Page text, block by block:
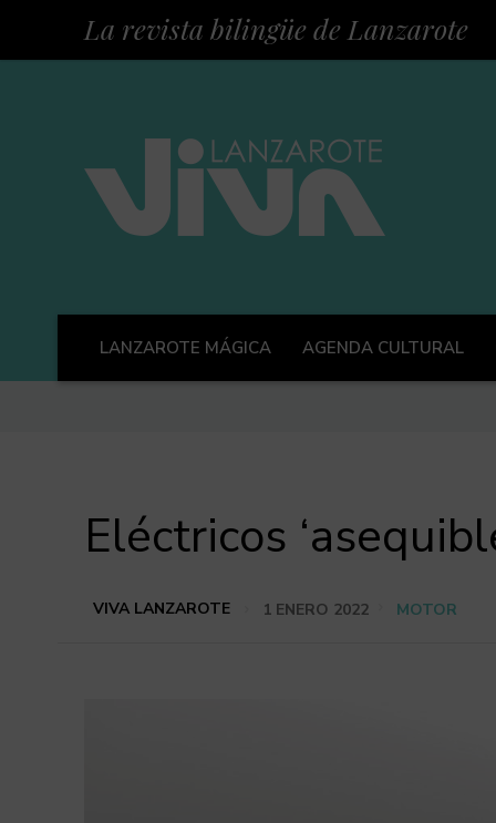
La revista bilingüe de Lanzarote
LANZAROTE MÁGICA AGENDA CULTURAL
Eléctricos
VIVA LANZAROTE 1 ENERO 2022 MOTOR